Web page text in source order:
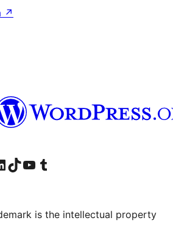
↗
konto
vårt LinkedIn-konto
Besök vårt TikTok-konto
Besök vår YouTube-kanalBesök vårt Tumblr-konto
is the intellectual property